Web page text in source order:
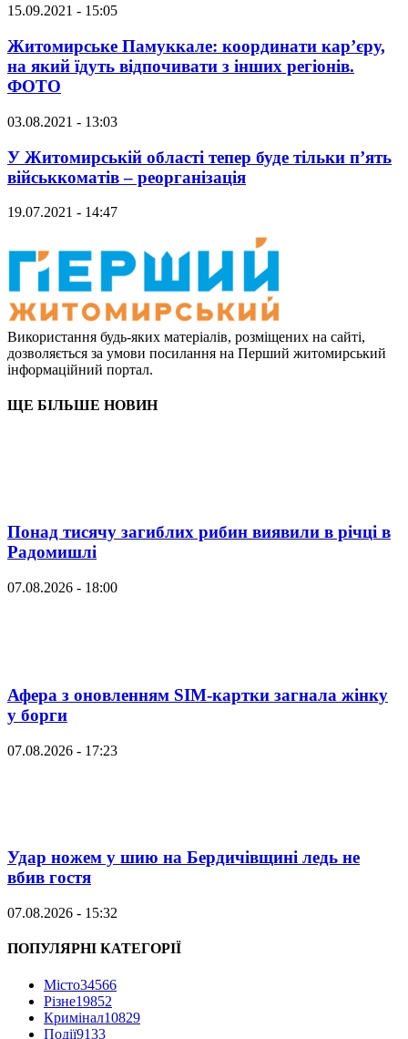
15.09.2021 - 15:05
Житомирське Памуккале: координати кар’єру,
на який їдуть відпочивати з інших регіонів.
ФОТО
03.08.2021 - 13:03
У Житомирській області тепер буде тільки п’ять
військкоматів – реорганізація
19.07.2021 - 14:47
Використання будь-яких матеріалів, розміщених на сайті,
дозволяється за умови посилання на Перший житомирський
інформаційний портал.
ЩЕ БІЛЬШЕ НОВИН
Понад тисячу загиблих рибин виявили в річці в
Радомишлі
07.08.2026 - 18:00
Афера з оновленням SIM-картки загнала жінку
у борги
07.08.2026 - 17:23
Удар ножем у шию на Бердичівщині ледь не
вбив гостя
07.08.2026 - 15:32
ПОПУЛЯРНІ КАТЕГОРІЇ
Місто34566
Різне19852
Кримінал10829
Події9133